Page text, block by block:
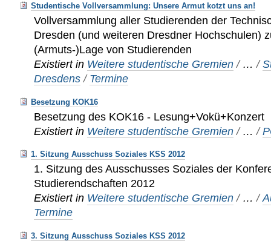
Studentische Vollversammlung: Unsere Armut kotzt uns an!
Vollversammlung aller Studierenden der
Dresden (und weiteren Dresdner Hochschulen)
(Armuts-)Lage von Studierenden
Existiert in Weitere studentische Gremien / …/
Dresdens / Termine
Besetzung KOK16
Besetzung des KOK16 - Lesung+Vokü+Konzert
Existiert in Weitere studentische Gremien / …/
1. Sitzung Ausschuss Soziales KSS 2012
1. Sitzung des Ausschusses Soziales der
Studierendschaften 2012
Existiert in Weitere studentische Gremien / …/
Termine
3. Sitzung Ausschuss Soziales KSS 2012